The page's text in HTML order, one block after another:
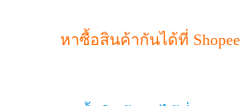
หาซื้อสินค้ากันได้ที่ Shopee